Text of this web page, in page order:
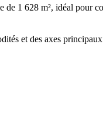
1 628 m², idéal pour
et des axes